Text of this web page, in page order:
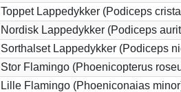
Toppet Lappedykker (Podiceps
Nordisk Lappedykker (Podiceps
Sorthalset Lappedykker (Podiceps
Stor Flamingo (Phoenicopterus
Lille Flamingo (Phoeniconaias